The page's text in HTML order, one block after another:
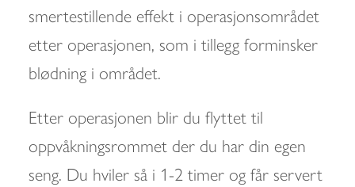
smertestillende effekt i operasjonsområdet
etter operasjonen, som i tillegg forminsker
blødning i området.
Etter operasjonen blir du flyttet til
oppvåkningsrommet der du har din egen
seng. Du hviler så i 1-2 timer og får servert